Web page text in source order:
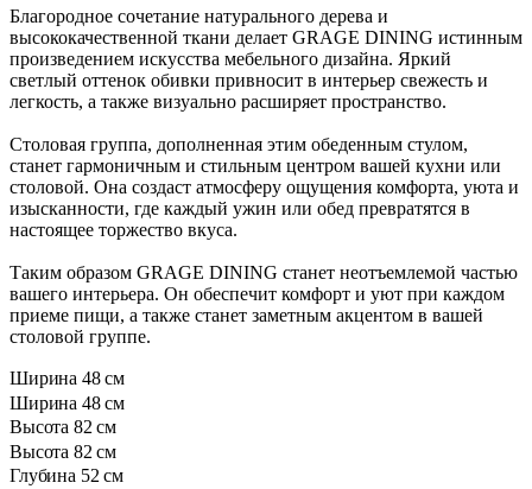
Благородное сочетание натурального дерева и
высококачественной ткани делает GRAGE DINING истинным
произведением искусства мебельного дизайна. Яркий
светлый оттенок обивки привносит в интерьер свежесть и
легкость, а также визуально расширяет пространство.
Столовая группа, дополненная этим обеденным стулом,
станет гармоничным и стильным центром вашей кухни или
столовой. Она создаст атмосферу ощущения комфорта, уюта и
изысканности, где каждый ужин или обед превратятся в
настоящее торжество вкуса.
Таким образом GRAGE DINING станет неотъемлемой частью
вашего интерьера. Он обеспечит комфорт и уют при каждом
приеме пищи, а также станет заметным акцентом в вашей
столовой группе.
Ширина 48 см
Ширина 48 см
Высота 82 см
Высота 82 см
Глубина 52 см